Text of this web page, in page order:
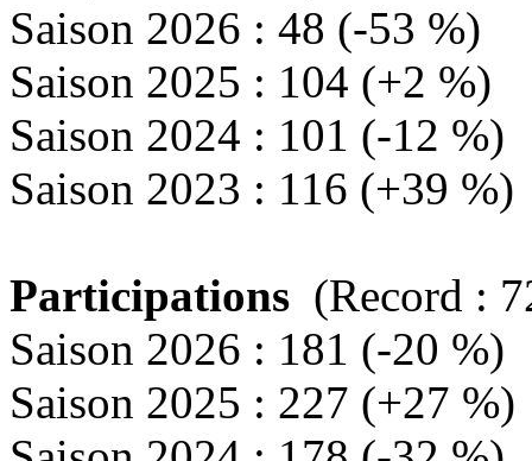
Saison 2026 : 48 (-53 %)
Saison 2025 : 104 (+2 %)
Saison 2024 : 101 (-12 %)
Saison 2023 : 116 (+39 %)
Participations (Record :
Saison 2026 : 181 (-20 %)
Saison 2025 : 227 (+27 %)